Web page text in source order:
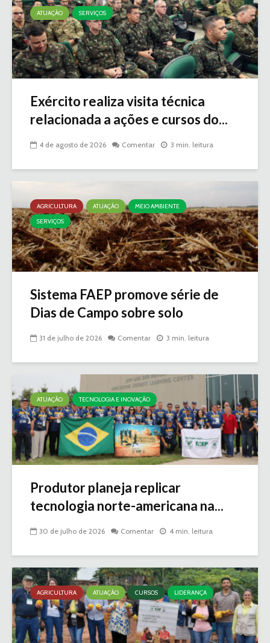
ATUAÇÃO SERVIÇOS
Exército realiza visita técnica
relacionada a ações e cursos do...
4 de agosto de 2026 Comentar 3 min. leitura
AGRICULTURA ATUAÇÃO
MEIO AMBIENTE
SERVIÇOS
Sistema FAEP promove série de
Dias de Campo sobre solo
31 de julho de 2026 Comentar 3 min. leitura
ATUAÇÃO TECNOLOGIA E INOVAÇÃO
Produtor planeja replicar
tecnologia norte-americana na...
30 de julho de 2026 Comentar 4 min. leitura
AGRICULTURA ATUAÇÃO CURSOS LIDERANÇA